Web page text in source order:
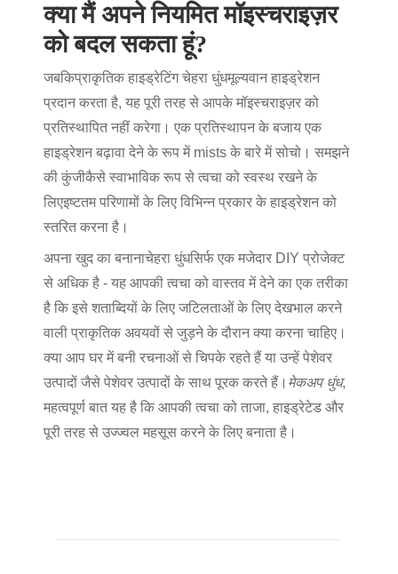
क्या मैं अपने नियमित मॉइस्चराइज़र
को बदल सकता हूं?
जबकिप्राकृतिक हाइड्रेटिंग चेहरा धुंधमूल्यवान हाइड्रेशन
प्रदान करता है, यह पूरी तरह से आपके मॉइस्चराइज़र को
प्रतिस्थापित नहीं करेगा। एक प्रतिस्थापन के बजाय एक
हाइड्रेशन बढ़ावा देने के रूप में mists के बारे में सोचो। समझने
की कुंजीकैसे स्वाभाविक रूप से त्वचा को स्वस्थ रखने के
लिएइष्टतम परिणामों के लिए विभिन्न प्रकार के हाइड्रेशन को
स्तरित करना है।
अपना खुद का बनानाचेहरा धुंधसिर्फ एक मजेदार DIY प्रोजेक्ट
से अधिक है - यह आपकी त्वचा को वास्तव में देने का एक तरीका
है कि इसे शताब्दियों के लिए जटिलताओं के लिए देखभाल करने
वाली प्राकृतिक अवयवों से जुड़ने के दौरान क्या करना चाहिए।
क्या आप घर में बनी रचनाओं से चिपके रहते हैं या उन्हें पेशेवर
उत्पादों जैसे पेशेवर उत्पादों के साथ पूरक करते हैं। मेकअप धुंध,
महत्वपूर्ण बात यह है कि आपकी त्वचा को ताजा, हाइड्रेटेड और
पूरी तरह से उज्ज्वल महसूस करने के लिए बनाता है।